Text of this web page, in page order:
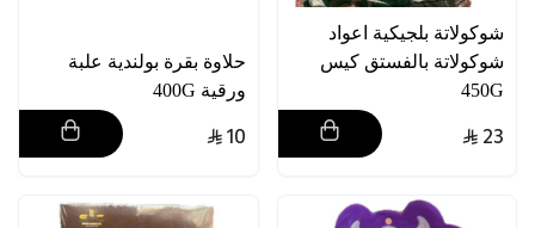
شوكولاتة بلجيكية اعواد
شوكولاتة بالفستق كيس
450G
23
حلاوة بقرة بولندية علبة
ورقية 400G
10